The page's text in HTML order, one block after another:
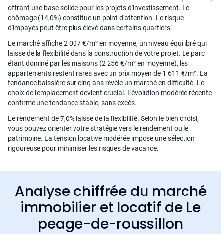
offrant une base solide pour les projets d'investissement. Le
chômage (14,0%) constitue un point d'attention. Le risque
d'impayés peut être plus élevé dans certains quartiers.
Le marché affiche 2 007 €/m² en moyenne, un niveau équilibré qui
laisse de la flexibilité dans la construction de votre projet. Le parc
étant dominé par les maisons (2 256 €/m² en moyenne), les
appartements restent rares avec un prix moyen de 1 611 €/m². La
tendance baissière sur cinq ans révèle un marché en difficulté. Le
choix de l'emplacement devient crucial. L'évolution modérée récente
confirme une tendance stable, sans excès.
Le rendement de 7,0% laisse de la flexibilité. Selon le bien choisi,
vous pouvez orienter votre stratégie vers le rendement ou le
patrimoine. La tension locative modérée impose une sélection
rigoureuse pour minimiser les risques de vacance.
Analyse chiffrée du marché
immobilier et locatif de Le
peage-de-roussillon